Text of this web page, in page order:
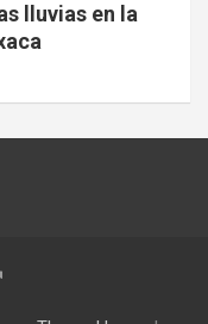
lluvias en la